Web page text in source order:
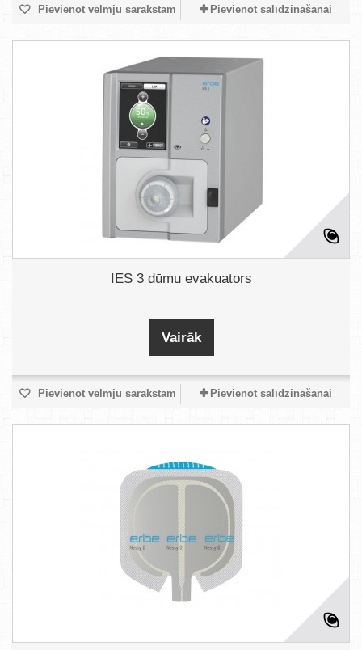
Pievienot vēlmju sarakstam Pievienot salīdzināšanai
IES 3 dūmu evakuators
Vairāk
Pievienot vēlmju sarakstam Pievienot salīdzināšanai